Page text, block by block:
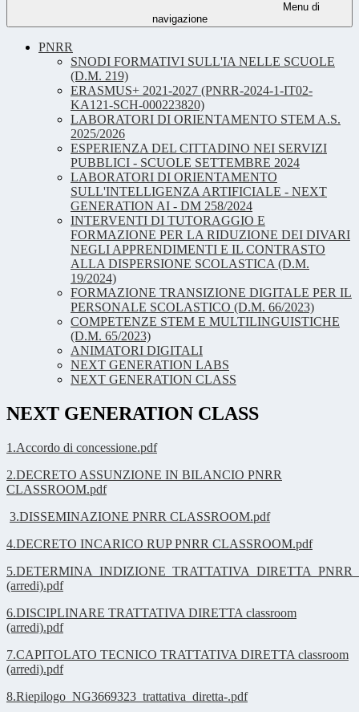
Menu di
navigazione
PNRR
SNODI FORMATIVI SULL'IA NELLE SCUOLE
(D.M. 219)
ERASMUS+ 2021-2027 (PNRR-2024-1-IT02-
KA121-SCH-000223820)
LABORATORI DI ORIENTAMENTO STEM A.S.
2025/2026
ESPERIENZA DEL CITTADINO NEI SERVIZI
PUBBLICI - SCUOLE SETTEMBRE 2024
LABORATORI DI ORIENTAMENTO
SULL'INTELLIGENZA ARTIFICIALE - NEXT
GENERATION AI - DM 258/2024
INTERVENTI DI TUTORAGGIO E
FORMAZIONE PER LA RIDUZIONE DEI DIVARI
NEGLI APPRENDIMENTI E IL CONTRASTO
ALLA DISPERSIONE SCOLASTICA (D.M.
19/2024)
FORMAZIONE TRANSIZIONE DIGITALE PER IL
PERSONALE SCOLASTICO (D.M. 66/2023)
COMPETENZE STEM E MULTILINGUISTICHE
(D.M. 65/2023)
ANIMATORI DIGITALI
NEXT GENERATION LABS
NEXT GENERATION CLASS
NEXT GENERATION CLASS
1.Accordo di concessione.pdf
2.DECRETO ASSUNZIONE IN BILANCIO PNRR
CLASSROOM.pdf
3.DISSEMINAZIONE PNRR CLASSROOM.pdf
4.DECRETO INCARICO RUP PNRR CLASSROOM.pdf
(arredi).pdf
6.DISCIPLINARE TRATTATIVA DIRETTA classroom
(arredi).pdf
7.CAPITOLATO TECNICO TRATTATIVA DIRETTA classroom
(arredi).pdf
8.Riepilogo_NG3669323_trattativa_diretta-.pdf